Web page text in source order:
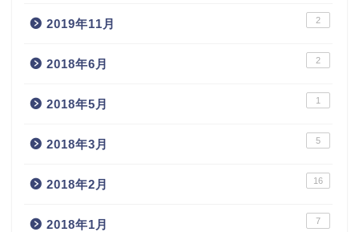
2019年11月 2
2018年6月 2
2018年5月 1
2018年3月 5
2018年2月 16
2018年1月 7